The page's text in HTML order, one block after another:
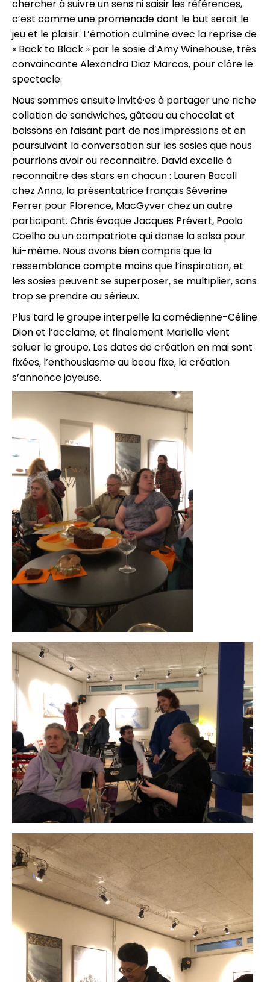
chercher à suivre un sens ni saisir les références,
c’est comme une promenade dont le but serait le
jeu et le plaisir. L’émotion culmine avec la reprise de
« Back to Black » par le sosie d’Amy Winehouse, très
convaincante Alexandra Diaz Marcos, pour clôre le
spectacle.
Nous sommes ensuite invité·es à partager une riche
collation de sandwiches, gâteau au chocolat et
boissons en faisant part de nos impressions et en
poursuivant la conversation sur les sosies que nous
pourrions avoir ou reconnaître. David excelle à
reconnaitre des stars en chacun : Lauren Bacall
chez Anna, la présentatrice français Séverine
Ferrer pour Florence, MacGyver chez un autre
participant. Chris évoque Jacques Prévert, Paolo
Coelho ou un compatriote qui danse la salsa pour
lui-même. Nous avons bien compris que la
ressemblance compte moins que l’inspiration, et
les sosies peuvent se superposer, se multiplier, sans
trop se prendre au sérieux.
Plus tard le groupe interpelle la comédienne-Céline
Dion et l’acclame, et finalement Marielle vient
saluer le groupe. Les dates de création en mai sont
fixées, l’enthousiasme au beau fixe, la création
s’annonce joyeuse.